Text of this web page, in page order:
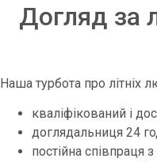
Догляд за
Наша турбота про літніх
кваліфікований і
доглядальниця 24
постійна